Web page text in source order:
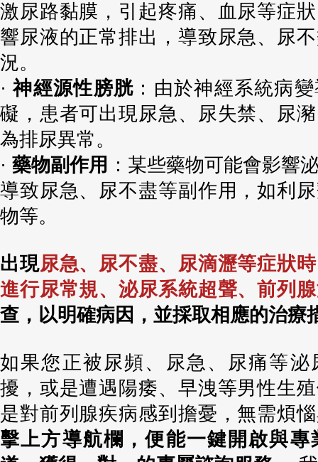
激尿路黏膜，引起疼痛、血尿等症
響尿液的正常排出，導致尿急、尿
況。
·神經源性膀胱 ：由於神經系統病
礙，患者可出現尿急、尿失禁、尿
為排尿異常。
·藥物副作用 ：某些藥物可能會影響
導致尿急、尿不盡等副作用，如利
物等。
出現尿急、尿不盡、尿滴瀝等症狀
進行尿常規、泌尿系統超聲、前列
查，以明確病因，並採取相應的治療
如果您正被尿頻、尿急、尿痛等泌
擾，或是遭遇陽痿、早洩等男性生
是對前列腺疾病感到擔憂，無需煩
擊上方導航欄，便能一鍵開啟與專